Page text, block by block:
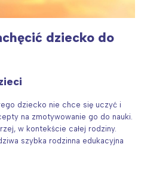
dziecko do
dziecko nie chce się uczyć i
na zmotywowanie go do nauki.
w kontekście całej rodziny.
szybka rodzinna edukacyjna
Śląsk
Kraków